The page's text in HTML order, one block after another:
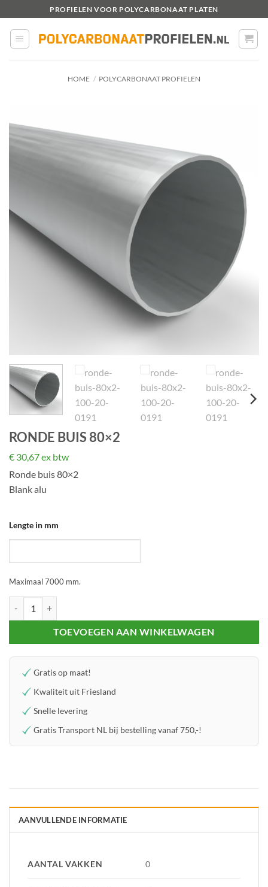
naar
inhoud
PROFIELEN VOOR POLYCARBONAAT PLATEN
HOME / POLYCARBONAAT PROFIELEN
RONDE BUIS 80×2
€ 30,67ex btw
Ronde buis 80×2
Blank alu
Lengte in mm
Maximaal 7000 mm.
TOEVOEGEN AAN WINKELWAGEN
Gratis op maat!
Kwaliteit uit Friesland
Snelle levering
Gratis Transport NL bij bestelling vanaf 750,-!
AANVULLENDE INFORMATIE
AANTAL VAKKEN 0